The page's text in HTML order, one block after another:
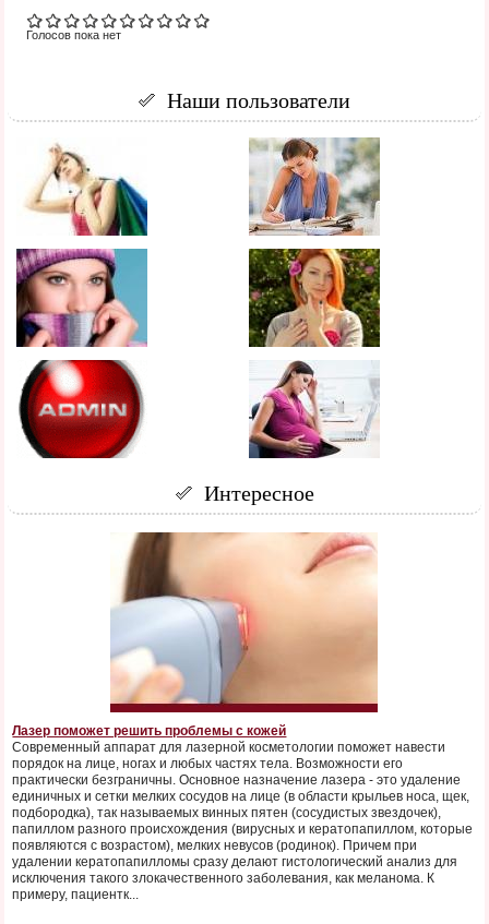
Голосов пока нет
Наши пользователи
Интересное
Лазер поможет решить проблемы с кожей
Современный аппарат для лазерной косметологии поможет навести
порядок на лице, ногах и любых частях тела. Возможности его
практически безграничны. Основное назначение лазера - это удаление
единичных и сетки мелких сосудов на лице (в области крыльев носа, щек,
подбородка), так называемых винных пятен (сосудистых звездочек),
папиллом разного происхождения (вирусных и кератопапиллом, которые
появляются с возрастом), мелких невусов (родинок). Причем при
удалении кератопапилломы сразу делают гистологический анализ для
исключения такого злокачественного заболевания, как меланома. К
примеру, пациентк...